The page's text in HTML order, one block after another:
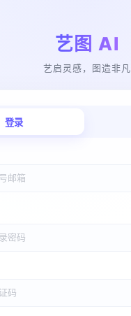
艺图 AI
艺启灵感，图造非凡
登录